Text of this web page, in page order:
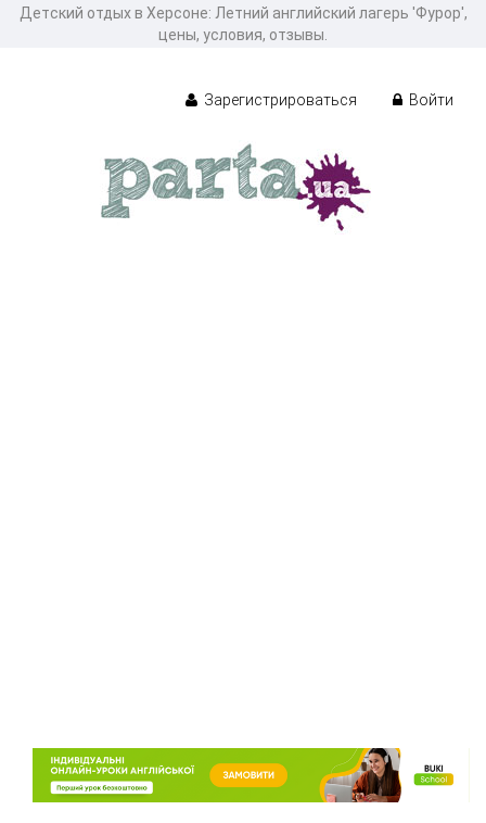
Детcкий отдых в Херсоне: Летний английский лагерь 'Фурор',
цены, условия, отзывы.
Зарегистрироваться Войти